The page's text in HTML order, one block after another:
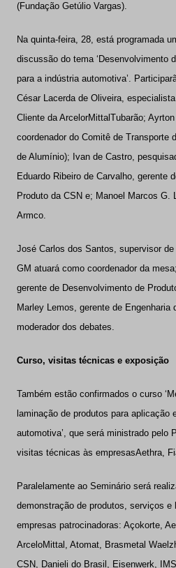
(Fundação Getúlio Vargas).
Na quinta-feira, 28, está programada
discussão do tema ‘Desenvolvimento
para a indústria automotiva’.
César Lacerda de Oliveira,
Cliente da ArcelorMittalTubarão;
coordenador do Comitê de Transporte
de Alumínio); Ivan de Castro,
Eduardo Ribeiro de Carvalho, gerente
Produto da CSN e; Manoel Marcos G.
Armco.
José Carlos dos Santos, supervisor
GM atuará como coordenador da mesa;
gerente de Desenvolvimento de
Marley Lemos, gerente de Engenharia
moderador dos debates.
Curso, visitas técnicas e exposição
Também estão confirmados o curso
laminação de produtos para aplicação
automotiva’, que será ministrado pelo
visitas técnicas às empresasAethra,
Paralelamente ao Seminário será
demonstração de produtos, serviços e
empresas patrocinadoras: Açokorte,
ArceloMittal, Atomat, Brasmetal
CSN, Danieli do Brasil, Eisenwerk,